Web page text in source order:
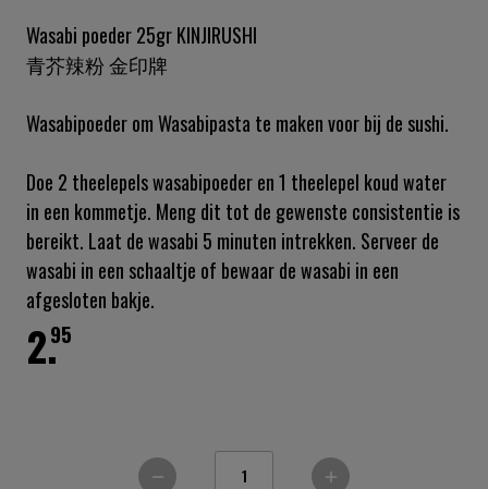
de
afbeeldingen-
gallerij
Wasabi poeder 25gr KINJIRUSHI
青芥辣粉 金印牌
Wasabipoeder om Wasabipasta te maken voor bij de sushi.
Doe 2 theelepels wasabipoeder en 1 theelepel koud water
in een kommetje. Meng dit tot de gewenste consistentie is
bereikt. Laat de wasabi 5 minuten intrekken. Serveer de
wasabi in een schaaltje of bewaar de wasabi in een
afgesloten bakje.
95
2.